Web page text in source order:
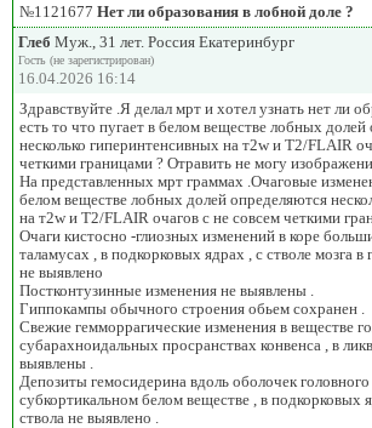
№1121677 Нет ли образования в лобной доле ?
Глеб Муж., 31 лет. Россия Екатеринбург
Гость (не зарегистрирован)
16.04.2026 16:14
Здравствуйте .Я делал мрт и хотел узнать нет ли
есть то что пугает в белом веществе лобных
несколько гиперинтенсивных на т2w и T2/FLAIR
четкими границами ? Отравить не могу
На представленных мрт граммах .Очаговые
белом веществе лобных долей определяются
на т2w и T2/FLAIR очагов с не совсем четкими
Очаги кистосно -глиозных изменений в коре
таламусах , в подкорковых ядрах , с стволе мозга
не выявлено
Постконтузинные изменения не выявлены .
Гиппокампы обычного строения обьем сохранен .
Свежие гемморрагические изменения в веществе
субарахноидальных просранствах конвенса , в
выявлены .
Депозиты гемосидерина вдоль оболочек головного
субкортикальном белом веществе , в подкорковых
ствола не выявлено .